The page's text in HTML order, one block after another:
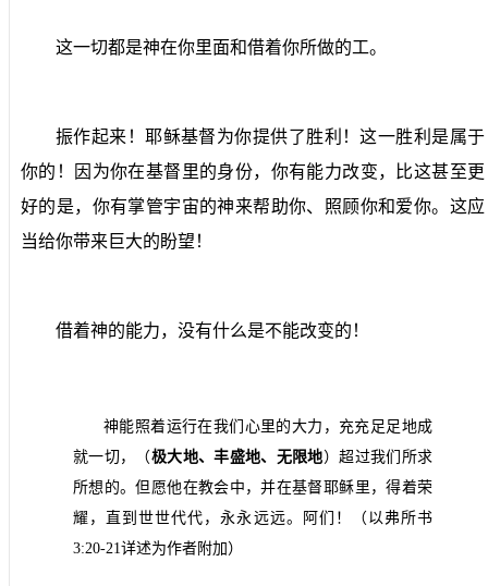
这一切都是神在你里面和借着你所做的工。
振作起来！耶稣基督为你提供了胜利！这一胜利是属于
你的！因为你在基督里的身份，你有能力改变，比这甚至更
好的是，你有掌管宇宙的神来帮助你、照顾你和爱你。这应
当给你带来巨大的盼望！
借着神的能力，没有什么是不能改变的！
神能照着运行在我们心里的大力，充充足足地成
就一切，（极大地、丰盛地、无限地）超过我们所求
所想的。但愿他在教会中，并在基督耶稣里，得着荣
耀，直到世世代代，永永远远。阿们！（以弗所书
3:20-21 详述为作者附加）